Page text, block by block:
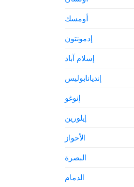
أومسك
إدمونتون
إسلام آباد
إنديانابوليس
إنوغو
إيلورين
الأحواز
البصرة
الدمام